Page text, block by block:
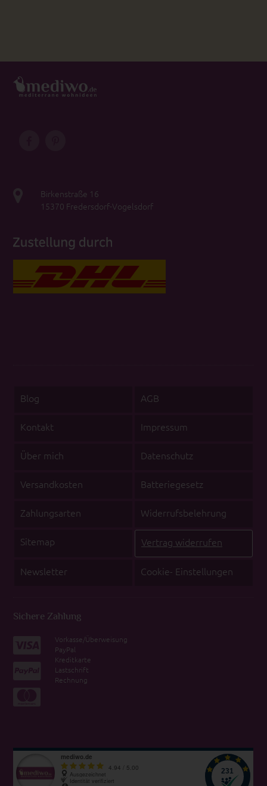
Birkenstraße 16
15370 Fredersdorf-Vogelsdorf
Blog AGB
Kontakt Impressum
Über mich Datenschutz
Versandkosten Batteriegesetz
Zahlungsarten Widerrufsbelehrung
Sitemap Vertrag widerrufen
Newsletter Cookie- Einstellungen
Sichere Zahlung
Vorkasse/Überweisung
PayPal
Kreditkarte
Lastschrift
Rechnung